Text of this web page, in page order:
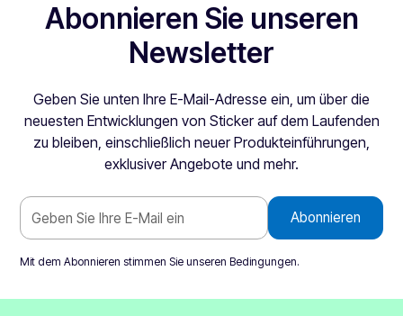
Abonnieren Sie unseren
Newsletter
Geben Sie unten Ihre E-Mail-Adresse ein, um über die
neuesten Entwicklungen von Sticker auf dem Laufenden
zu bleiben, einschließlich neuer Produkteinführungen,
exklusiver Angebote und mehr.
Mit dem Abonnieren stimmen Sie unserenBedingungen.